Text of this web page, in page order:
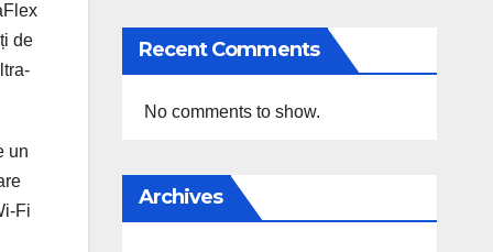
de
un
Fi
Recent Comments
No comments to show.
Archives